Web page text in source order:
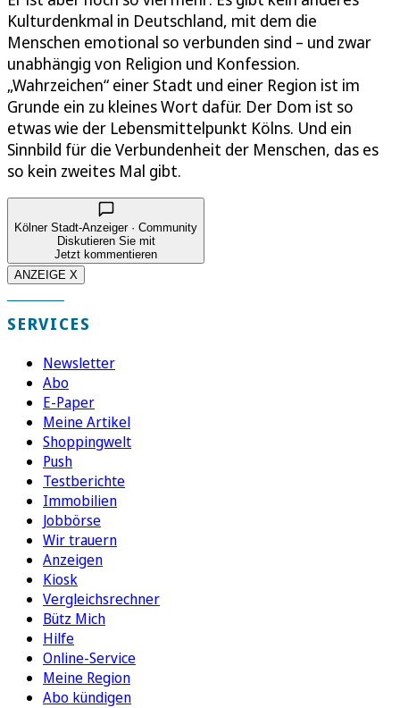
Kulturdenkmal in Deutschland, mit dem die
Menschen emotional so verbunden sind – und zwar
unabhängig von Religion und Konfession.
„Wahrzeichen“ einer Stadt und einer Region ist im
Grunde ein zu kleines Wort dafür. Der Dom ist so
etwas wie der Lebensmittelpunkt Kölns. Und ein
Sinnbild für die Verbundenheit der Menschen, das es
so kein zweites Mal gibt.
Kölner Stadt-Anzeiger · Community
Diskutieren Sie mit
Jetzt kommentieren
ANZEIGE X
SERVICES
Newsletter
Abo
E-Paper
Meine Artikel
Shoppingwelt
Push
Testberichte
Immobilien
Jobbörse
Wir trauern
Anzeigen
Kiosk
Vergleichsrechner
Bütz Mich
Hilfe
Online-Service
Meine Region
Abo kündigen